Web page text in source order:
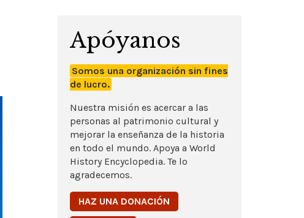
Apóyanos
Somos una organización sin fines
de lucro.
Nuestra misión es acercar a las
personas al patrimonio cultural y
mejorar la enseñanza de la historia
en todo el mundo. Apoya a World
History Encyclopedia. Te lo
agradecemos.
HAZ UNA DONACIÓN